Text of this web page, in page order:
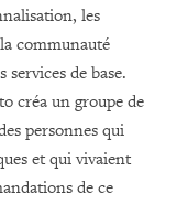
les
communauté
services de base.
créa un groupe de
personnes qui
et qui vivaient
de ce